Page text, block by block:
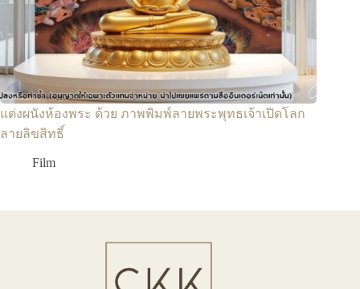
แต่งผนังห้องพระ ด้วย ภาพพิมพ์ลายพระพุทธเจ้าเปิดโลก
ลายลิขสิทธิ์
Film